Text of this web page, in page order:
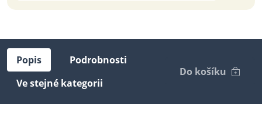
Popis
Podrobnosti
Ve stejné kategorii
Do košíku